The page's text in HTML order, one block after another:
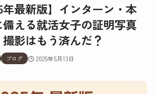
年最新版】インターン・本
える就活女子の証明写真
影はもう済んだ？
ブログ 2025年5月13日